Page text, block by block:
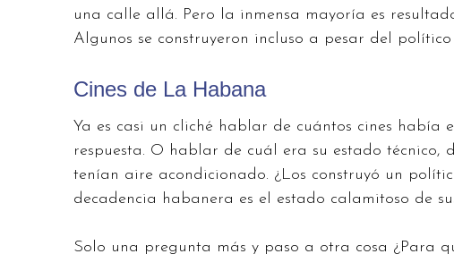
una calle allá. Pero la inmensa mayoría es
Algunos se construyeron incluso a pesar del
Cines de La Habana
Ya es casi un cliché hablar de cuántos cines había
respuesta. O hablar de cuál era su estado
tenían aire acondicionado. ¿Los construyó un
decadencia habanera es el estado calamitoso de
Solo una pregunta más y paso a otra cosa ¿Para